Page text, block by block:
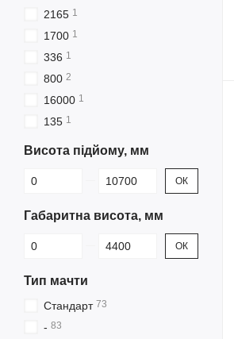
2165 1
1700 1
336 1
800 2
16000 1
135 1
Висота підйому, мм
Від Висота підйому, мм
До Висота підйому, мм ОК
Габаритна висота, мм
Від Габаритна висота, мм
До Габаритна висота, мм ОК
Тип мачти
Cтандарт 73
- 83